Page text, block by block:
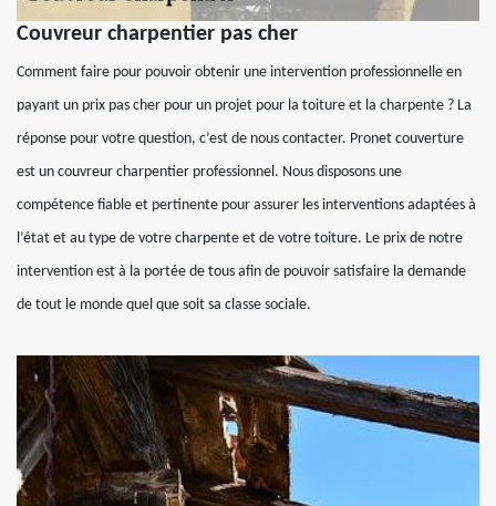
Couvreur charpentier pas cher
Comment faire pour pouvoir obtenir une intervention professionnelle en
payant un prix pas cher pour un projet pour la toiture et la charpente ? La
réponse pour votre question, c’est de nous contacter. Pronet couverture
est un couvreur charpentier professionnel. Nous disposons une
compétence fiable et pertinente pour assurer les interventions adaptées à
l’état et au type de votre charpente et de votre toiture. Le prix de notre
intervention est à la portée de tous afin de pouvoir satisfaire la demande
de tout le monde quel que soit sa classe sociale.